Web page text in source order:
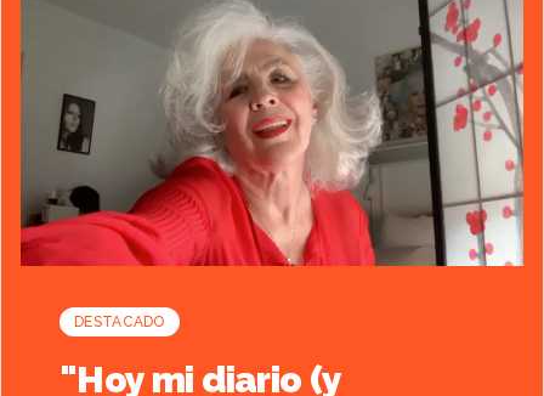
DESTACADO
"Hoy mi diario (y